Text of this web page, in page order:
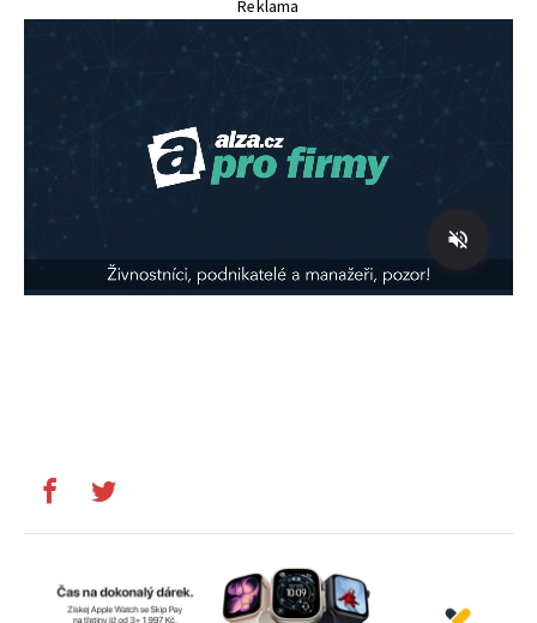
Reklama